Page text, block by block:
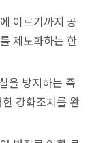
이르기까지 공
제도화하는 한
을 방지하는 즉
강화조치를 완